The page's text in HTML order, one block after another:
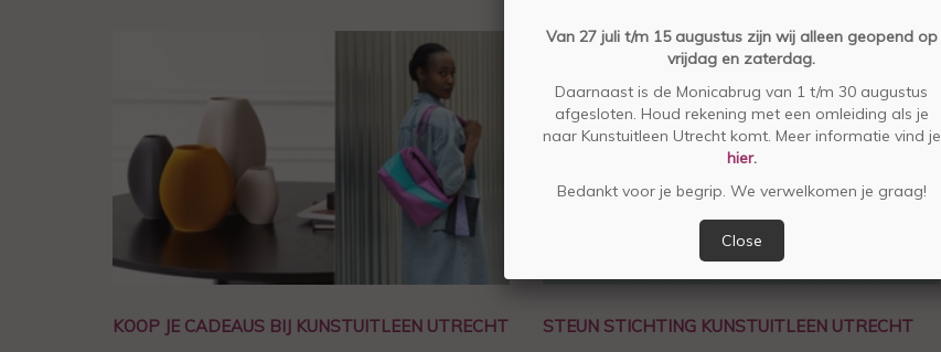
KOOP JE CADEAUS BIJ KUNSTUITLEEN UTRECHT STEUN STICHTING KUNSTUITLEEN UTRECHT
Van 27 juli t/m 15 augustus zijn wij alleen geopend op
vrijdag en zaterdag.
Daarnaast is de Monicabrug van 1 t/m 30 augustus
afgesloten. Houd rekening met een omleiding als je
naar Kunstuitleen Utrecht komt. Meer informatie vind je
hier.
Bedankt voor je begrip. We verwelkomen je graag!
Close